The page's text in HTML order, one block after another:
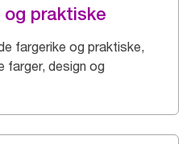
og praktiske
fargerike og praktiske,
farger, design og